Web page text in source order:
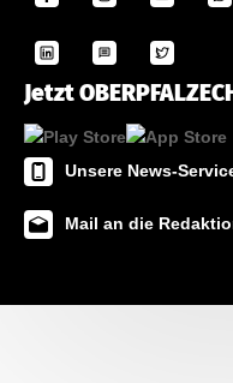
Jetzt
Unsere News-
Mail an die